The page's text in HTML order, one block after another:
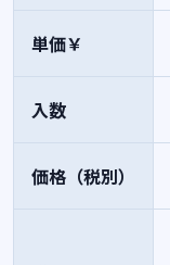
単価￥
入数
価格（税別）